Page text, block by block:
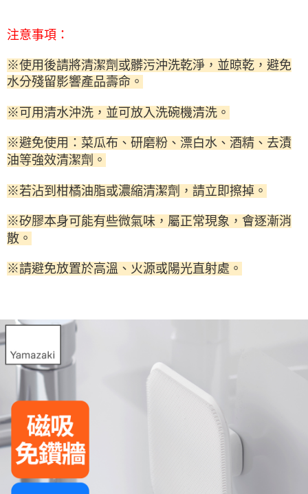
注意事項：
※使用後請將清潔劑或髒污沖洗乾淨，並晾乾，避免
水分殘留影響產品壽命。
※可用清水沖洗，並可放入洗碗機清洗。
※避免使用：菜瓜布、研磨粉、漂白水、酒精、去漬
油等強效清潔劑。
※若沾到柑橘油脂或濃縮清潔劑，請立即擦掉。
※矽膠本身可能有些微氣味，屬正常現象，會逐漸消
散。
※請避免放置於高溫、火源或陽光直射處。